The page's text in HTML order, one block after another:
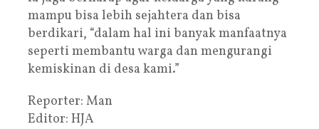
mampu bisa lebih sejahtera dan bisa
berdikari, “dalam hal ini banyak manfaatnya
seperti membantu warga dan mengurangi
kemiskinan di desa kami.”
Reporter: Man
Editor: HJA